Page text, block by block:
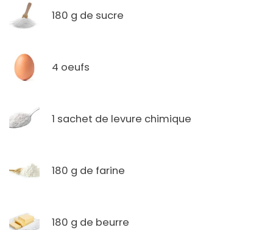
180 g de sucre
4 oeufs
1 sachet de levure chimique
180 g de farine
180 g de beurre